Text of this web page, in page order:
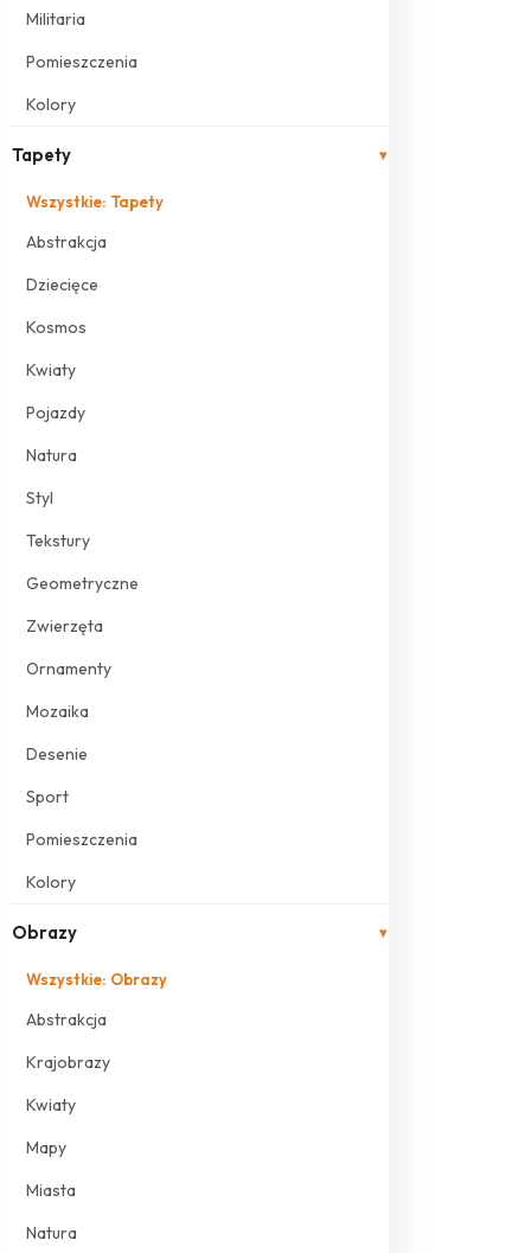
Militaria
Pomieszczenia
Kolory
Tapety ▾
Wszystkie: Tapety
Abstrakcja
Dziecięce
Kosmos
Kwiaty
Pojazdy
Natura
Styl
Tekstury
Geometryczne
Zwierzęta
Ornamenty
Mozaika
Desenie
Sport
Pomieszczenia
Kolory
Obrazy ▾
Wszystkie: Obrazy
Abstrakcja
Krajobrazy
Kwiaty
Mapy
Miasta
Natura